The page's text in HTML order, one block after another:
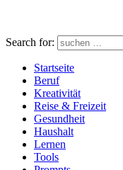
Search for:
Startseite
Beruf
Kreativität
Reise & Freizeit
Gesundheit
Haushalt
Lernen
Tools